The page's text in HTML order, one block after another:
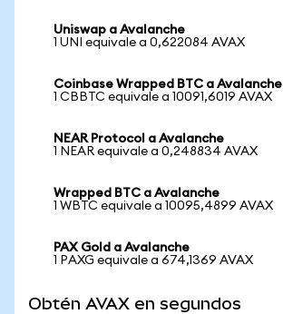
Uniswap a Avalanche
1 UNI equivale a 0,622084 AVAX
Coinbase Wrapped BTC a Avalanche
1 CBBTC equivale a 10091,6019 AVAX
NEAR Protocol a Avalanche
1 NEAR equivale a 0,248834 AVAX
Wrapped BTC a Avalanche
1 WBTC equivale a 10095,4899 AVAX
PAX Gold a Avalanche
1 PAXG equivale a 674,1369 AVAX
Obtén AVAX en segundos